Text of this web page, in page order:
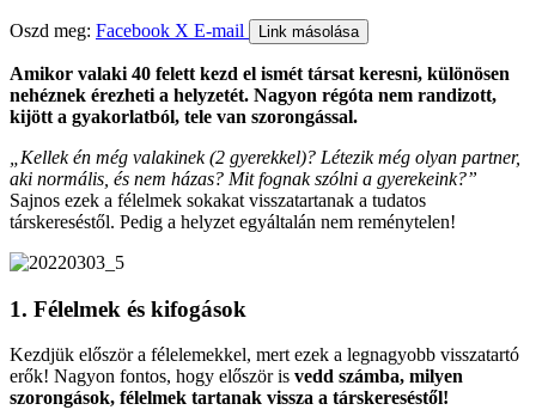
Oszd meg: Facebook X E-mail Link másolása
Amikor valaki 40 felett kezd el ismét társat keresni, különösen
nehéznek érezheti a helyzetét. Nagyon régóta nem randizott,
kijött a gyakorlatból, tele van szorongással.
„Kellek én még valakinek (2 gyerekkel)? Létezik még olyan partner,
aki normális, és nem házas? Mit fognak szólni a gyerekeink?”
Sajnos ezek a félelmek sokakat visszatartanak a tudatos
társkereséstől. Pedig a helyzet egyáltalán nem reménytelen!
1. Félelmek és kifogások
Kezdjük először a félelemekkel, mert ezek a legnagyobb visszatartó
erők! Nagyon fontos, hogy először is vedd számba, milyen
szorongások, félelmek tartanak vissza a társkereséstől!